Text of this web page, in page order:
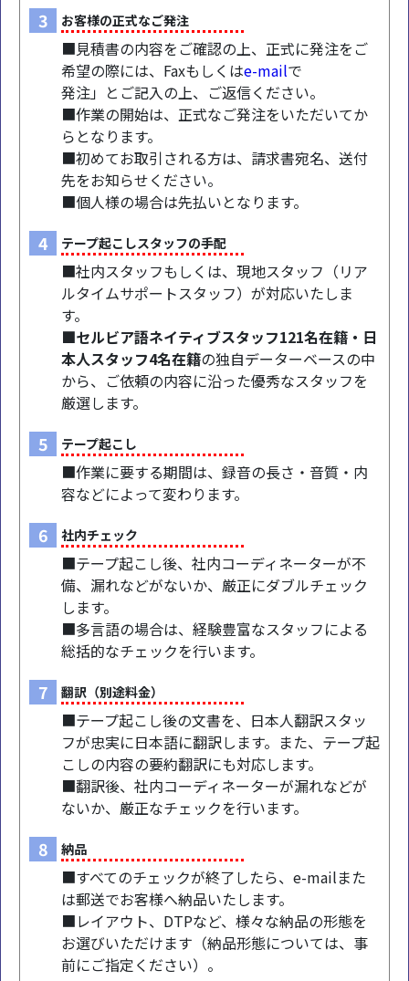
3 お客様の正式なご発注
■見積書の内容をご確認の上、正式に発注をご
希望の際には、Faxもしくはe-mailで
発注」とご記入の上、ご返信ください。
■作業の開始は、正式なご発注をいただいてか
らとなります。
■初めてお取引される方は、請求書宛名、送付
先をお知らせください。
■個人様の場合は先払いとなります。
4 テープ起こしスタッフの手配
■社内スタッフもしくは、現地スタッフ（リア
ルタイムサポートスタッフ）が対応いたしま
す。
■セルビア語ネイティブスタッフ121名在籍・日
本人スタッフ4名在籍の独自データーベースの中
から、ご依頼の内容に沿った優秀なスタッフを
厳選します。
5 テープ起こし
■作業に要する期間は、録音の長さ・音質・内
容などによって変わります。
6 社内チェック
■テープ起こし後、社内コーディネーターが不
備、漏れなどがないか、厳正にダブルチェック
します。
■多言語の場合は、経験豊富なスタッフによる
総括的なチェックを行います。
7 翻訳（別途料金）
■テープ起こし後の文書を、日本人翻訳スタッ
フが忠実に日本語に翻訳します。また、テープ起
こしの内容の要約翻訳にも対応します。
■翻訳後、社内コーディネーターが漏れなどが
ないか、厳正なチェックを行います。
8 納品
■すべてのチェックが終了したら、e-mailまた
は郵送でお客様へ納品いたします。
■レイアウト、DTPなど、様々な納品の形態を
お選びいただけます（納品形態については、事
前にご指定ください）。